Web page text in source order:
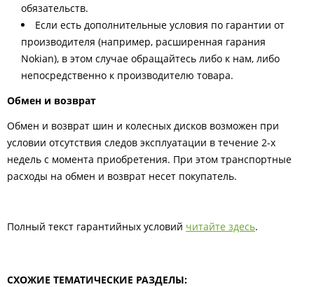
обязательств.
Если есть дополнительные условия по гарантии от
производителя (например, расширенная гарания
Nokian), в этом случае обращайтесь либо к нам, либо
непосредственно к производителю товара.
Обмен и возврат
Обмен и возврат шин и колесных дисков возможен при
условии отсутствия следов эксплуатации в течение 2-х
недель с момента приобретения. При этом транспортные
расходы на обмен и возврат несет покупатель.
Полный текст гарантийных условий читайте здесь.
СХОЖИЕ ТЕМАТИЧЕСКИЕ РАЗДЕЛЫ: